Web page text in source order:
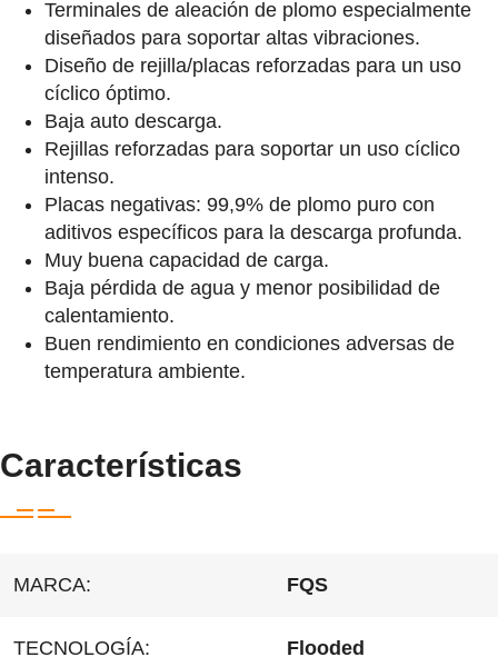
Terminales de aleación de plomo especialmente
diseñados para soportar altas vibraciones.
Diseño de rejilla/placas reforzadas para un uso
cíclico óptimo.
Baja auto descarga.
Rejillas reforzadas para soportar un uso cíclico
intenso.
Placas negativas: 99,9% de plomo puro con
aditivos específicos para la descarga profunda.
Muy buena capacidad de carga.
Baja pérdida de agua y menor posibilidad de
calentamiento.
Buen rendimiento en condiciones adversas de
temperatura ambiente.
Características
MARCA: FQS
TECNOLOGÍA: Flooded